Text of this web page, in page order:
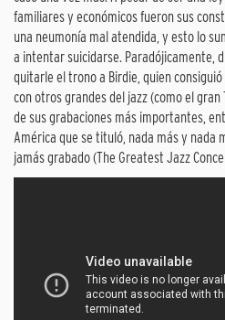
familiares y económicos fueron sus
una neumonía mal atendida, y esto lo
a intentar suicidarse. Paradójicamente,
quitarle el trono a Birdie, quien
con otros grandes del jazz (como el
de sus grabaciones más importantes,
América que se tituló, nada más y nada
jamás grabado (The Greatest Jazz